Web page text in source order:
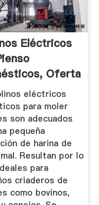
Eléctricos
Oferta
eléctricos
para moler
son adecuados
pequeña
de harina de
Resultan por lo
para
criaderos de
como bovinos,